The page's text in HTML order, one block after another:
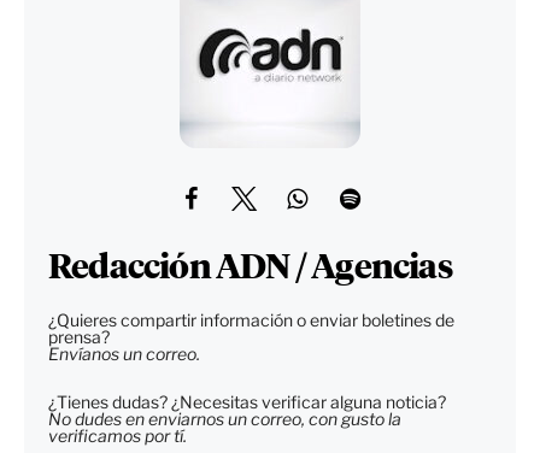
Redacción ADN / Agencias
¿Quieres compartir información o enviar boletines de
prensa?
Envíanos un correo.
¿Tienes dudas? ¿Necesitas verificar alguna noticia?
No dudes en enviarnos un correo, con gusto la
verificamos por tí.